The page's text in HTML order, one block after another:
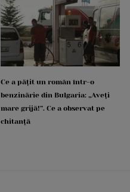
Ce a pățit un român într-o
benzinărie din Bulgaria: „Aveți
mare grijă!”. Ce a observat pe
chitanță